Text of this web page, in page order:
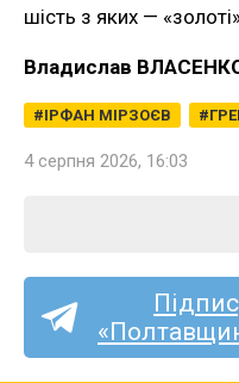
шість з яких —
Владислав
ІРФАН МІРЗОЄВ
4 серпня 2026, 16:03